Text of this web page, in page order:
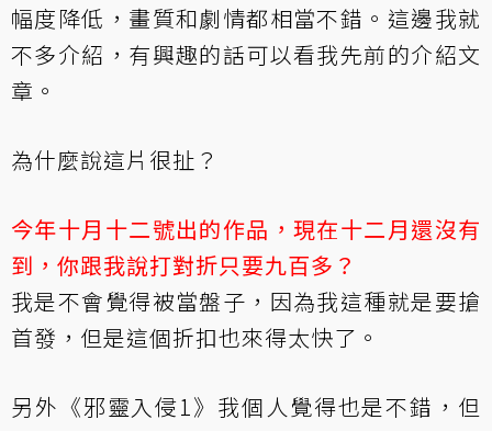
幅度降低，畫質和劇情都相當不錯。這邊我就
不多介紹，有興趣的話可以看我先前的介紹文
章 。
為什麼說這片很扯？
今年十月十二號出的作品，現在十二月還沒有
到，你跟我說打對折只要九百多？
我是不會覺得被當盤子，因為我這種就是要搶
首發，但是這個折扣也來得太快了。
另外《邪靈入侵1》我個人覺得也是不錯，但